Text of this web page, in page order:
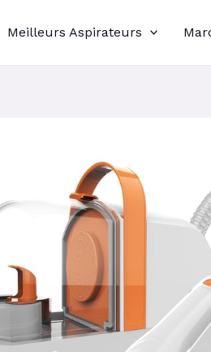
Meilleurs Aspirateurs